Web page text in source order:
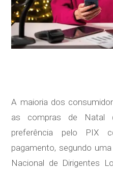
A maioria dos
as compras de Natal
preferência pelo PIX
pagamento, segundo
Nacional de Dirigentes